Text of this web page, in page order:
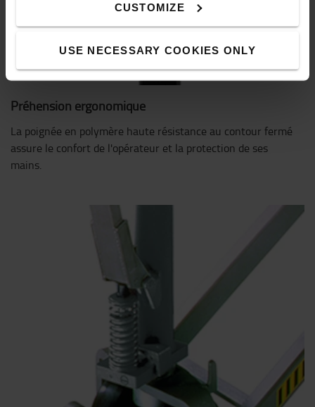
CUSTOMIZE
USE NECESSARY COOKIES ONLY
Préhension ergonomique
La poignée en polymère haute résistance au contour fermé
assure le confort de l'opérateur et la protection de ses
mains.